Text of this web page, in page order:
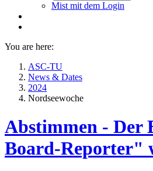
Mist mit dem Login
You are here:
ASC-TU
News & Dates
2024
Nordseewoche
Abstimmen - Der
Board-Reporter"